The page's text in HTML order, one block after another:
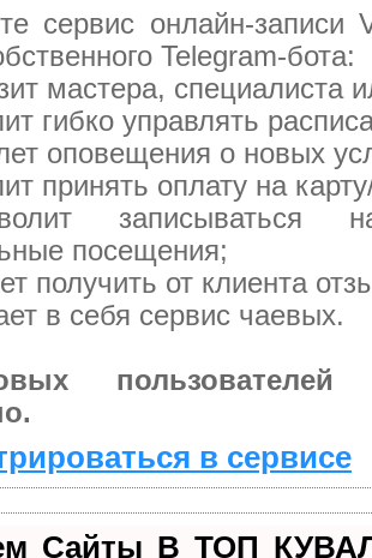
сервис онлайн-записи
Telegram-бота:
мастера, специалиста
гибко управлять
оповещения о новых
принять оплату на
записываться
посещения;
получить от клиента
в себя сервис чаевых.
в сервисе
Сайты В ТОП